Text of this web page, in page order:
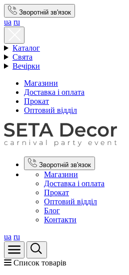
Зворотній зв'язок
ua ru
Каталог
Свята
Вечірки
Магазини
Доставка і оплата
Прокат
Оптовий відділ
Зворотній зв'язок
Магазини
Доставка і оплата
Прокат
Оптовий відділ
Блог
Контакти
ua ru
Список товарів